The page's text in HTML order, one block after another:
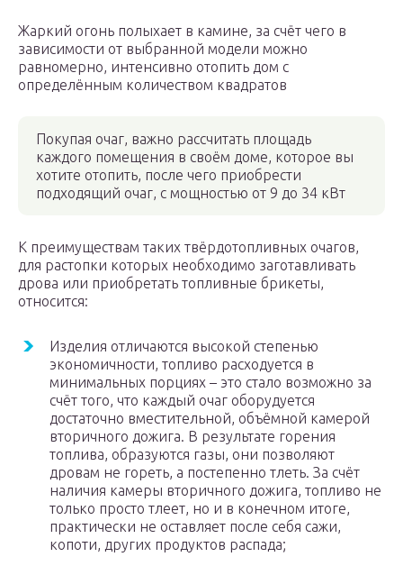
Жаркий огонь полыхает в камине, за счёт чего в
зависимости от выбранной модели можно
равномерно, интенсивно отопить дом с
определённым количеством квадратов
Покупая очаг, важно рассчитать площадь
каждого помещения в своём доме, которое вы
хотите отопить, после чего приобрести
подходящий очаг, с мощностью от 9 до 34 кВт
К преимуществам таких твёрдотопливных очагов,
для растопки которых необходимо заготавливать
дрова или приобретать топливные брикеты,
относится:
Изделия отличаются высокой степенью
экономичности, топливо расходуется в
минимальных порциях – это стало возможно за
счёт того, что каждый очаг оборудуется
достаточно вместительной, объёмной камерой
вторичного дожига. В результате горения
топлива, образуются газы, они позволяют
дровам не гореть, а постепенно тлеть. За счёт
наличия камеры вторичного дожига, топливо не
только просто тлеет, но и в конечном итоге,
практически не оставляет после себя сажи,
копоти, других продуктов распада;